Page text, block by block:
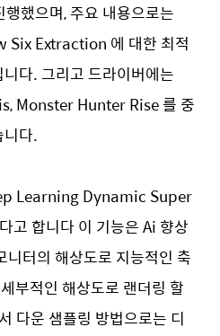
했으며, 주요 내용으로는
Extraction 에 대한 최적
다. 그리고 드라이버에는
Monster Hunter Rise 를 중
다.
Learning Dynamic Super
고 합니다 이 기능은 Ai 향상
니터의 해상도로 지능적인 축
부적인 해상도로 랜더링 할
다운 샘플링 방법으로는 디